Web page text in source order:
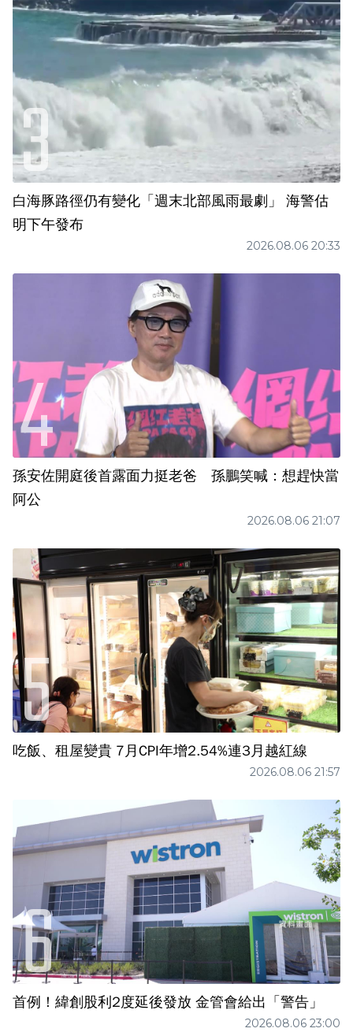
白海豚路徑仍有變化「週末北部風雨最劇」 海警估
明下午發布
2026.08.06 20:33
孫安佐開庭後首露面力挺老爸 孫鵬笑喊：想趕快當
阿公
2026.08.06 21:07
吃飯、租屋變貴 7月CPI年增2.54%連3月越紅線
2026.08.06 21:57
首例！緯創股利2度延後發放 金管會給出「警告」
2026.08.06 23:00